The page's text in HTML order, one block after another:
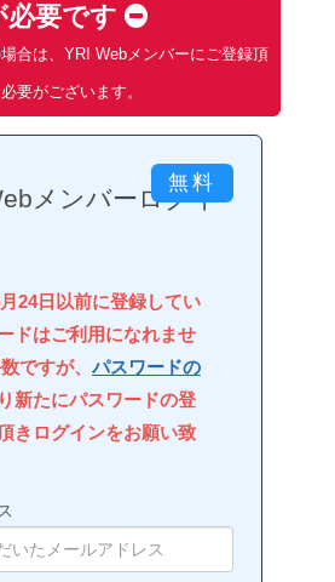
必要です
合は、YRI Webメンバーにご登録頂
必要がございます。
メンバーログイ
24日以前に登録してい
ドはご利用になれませ
ですが、 パスワードの
新たにパスワードの登
きログインをお願い致